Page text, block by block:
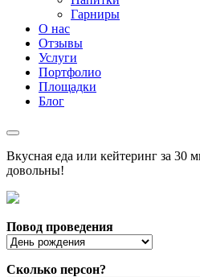
Гарниры
О нас
Отзывы
Услуги
Портфолио
Площадки
Блог
Вкусная еда или кейтеринг за 30
довольны!
Повод проведения
Сколько персон?